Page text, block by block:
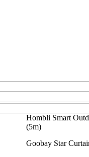
Hombli Smart
(5m)
Goobay Star